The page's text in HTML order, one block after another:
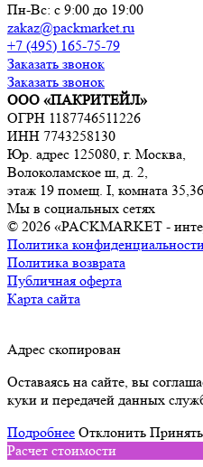
Пн-Вс: с 9:00 до 19:00
zakaz@packmarket.ru
+7 (495) 165-75-79
Заказать звонок
Заказать звонок
ООО «ПАКРИТЕЙЛ»
ОГРН 1187746511226
ИНН 7743258130
Юр. адрес 125080, г. Москва,
Волоколамское ш, д. 2,
этаж 19 помещ. I, комната 35,36
Мы в социальных сетях
© 2026 «PACKMARKET -
Политика
Политика возврата
Публичная оферта
Карта сайта
Адрес скопирован
Оставаясь на сайте, вы
куки и передачей данных
Подробнее Отклонить Принять
Расчет стоимости